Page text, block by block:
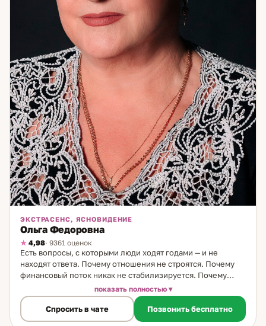
доберёмся.
ЭКСТРАСЕНС, ЯСНОВИДЕНИЕ
Ольга Федоровна
4,98· 9361 оценок
Есть вопросы, с которыми люди ходят годами — и не
находят ответа. Почему отношения не строятся. Почему
финансовый поток никак не стабилизируется. Почему
одни и те же ситуации повторяются, даже когда человек
меняется. Это мои вопросы. Я ясновидящая и проводник.
20 лет в практике. Мой путь открылся через пограничный
опыт в 1995 году — момент, который сформировал
показать полностью
Спросить в чате Позвонить бесплатно